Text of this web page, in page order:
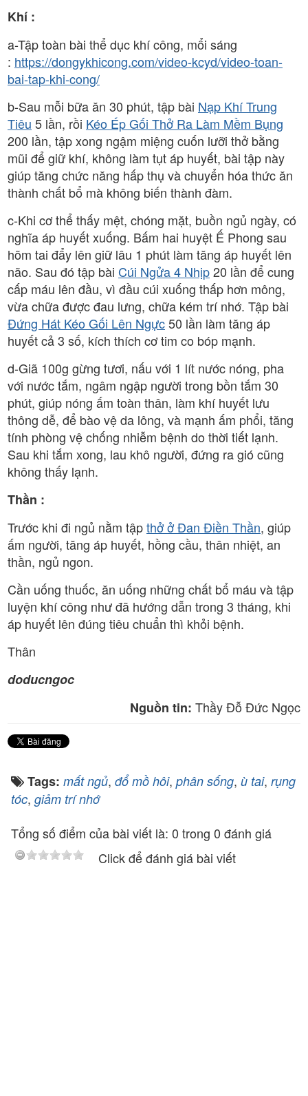
Khí :
a-Tập toàn bài thể dục khí công, mổi sáng
: https://dongykhicong.com/video-kcyd/video-toan-
bai-tap-khi-cong/
b-Sau mỗi bữa ăn 30 phút, tập bài Nạp Khí Trung
Tiêu 5 lần, rồi Kéo Ép Gối Thở Ra Làm Mềm Bụng
200 lần, tập xong ngậm miệng cuốn lưỡi thở bằng
mũi để giữ khí, không làm tụt áp huyết, bài tập này
giúp tăng chức năng hấp thụ và chuyển hóa thức ăn
thành chất bổ mà không biến thành đàm.
c-Khi cơ thể thấy mệt, chóng mặt, buồn ngủ ngày, có
nghĩa áp huyết xuống. Bấm hai huyệt Ế Phong sau
hõm tai đẩy lên giữ lâu 1 phút làm tăng áp huyết lên
não. Sau đó tập bài Cúi Ngửa 4 Nhịp20 lần để cung
cấp máu lên đầu, vì đầu cúi xuống thấp hơn mông,
vừa chữa được đau lưng, chữa kém trí nhớ. Tập bài
Đứng Hát Kéo Gối Lên Ngực50 lần làm tăng áp
huyết cả 3 số, kích thích cơ tim co bóp mạnh.
d-Giã 100g gừng tươi, nấu với 1 lít nước nóng, pha
với nước tắm, ngâm ngập người trong bồn tắm 30
phút, giúp nóng ấm toàn thân, làm khí huyết lưu
thông dễ, để bào vệ da lông, và mạnh ấm phổi, tăng
tính phòng vệ chống nhiễm bệnh do thời tiết lạnh.
Sau khi tắm xong, lau khô người, đứng ra gió cũng
không thấy lạnh.
Thần :
Trước khi đi ngủ nằm tậpthở ở Đan Điền Thần, giúp
ấm người, tăng áp huyết, hồng cầu, thân nhiệt, an
thần, ngủ ngon.
Cần uống thuốc, ăn uống những chất bổ máu và tập
luyện khí công như đã hướng dẫn trong 3 tháng, khi
áp huyết lên đúng tiêu chuẩn thì khỏi bệnh.
Thân
doducngoc
Nguồn tin: Thầy Đỗ Đức Ngọc
Tags: mất ngủ, đổ mồ hôi, phân sống, ù tai, rụng
tóc, giảm trí nhớ
Tổng số điểm của bài viết là: 0 trong 0 đánh giá
Click để đánh giá bài viết